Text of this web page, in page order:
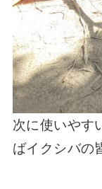
次に使いやす
ばイクシバの